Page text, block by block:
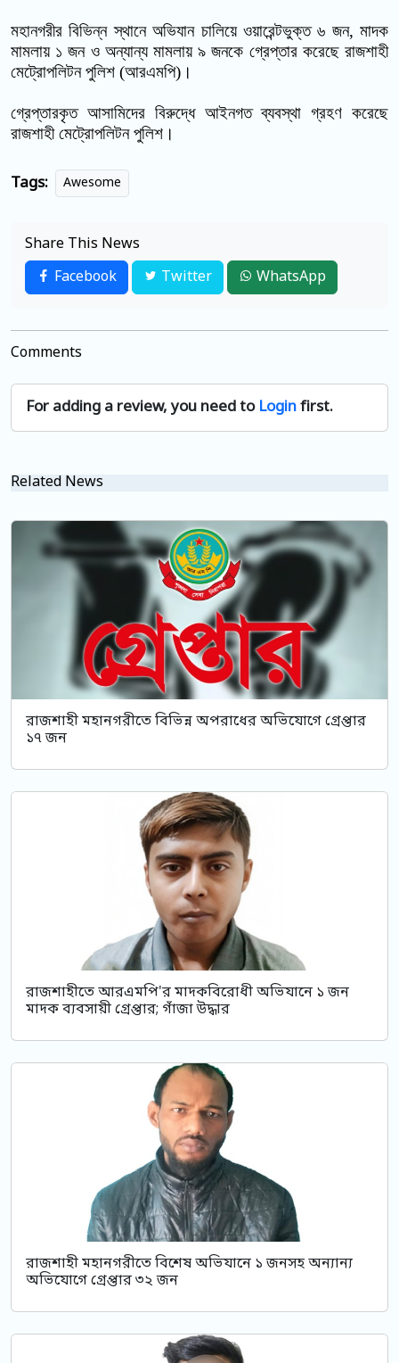
মহানগরীর বিভিন্ন স্থানে অভিযান চালিয়ে ওয়ারেন্টভুক্ত৬ জন, মাদক
মামলায় ১ জন ও অন্যান্য মামলায়৯ জনকে গ্রেপ্তার করেছে রাজশাহী
মেট্রোপলিটন পুলিশ (আরএমপি) ।
গ্রেপ্তারকৃত আসামিদের বিরুদ্ধে আইনগত ব্যবস্থা গ্রহণ করেছে
রাজশাহী মেট্রোপলিটন পুলিশ।
Tags: Awesome
Share This News
Facebook
Twitter WhatsApp
Comments
For adding a review, you need to Loginfirst.
Related News
রাজশাহী মহানগরীতে বিভিন্ন অপরাধের অভিযোগে গ্রেপ্তার
১৭ জন
রাজশাহীতে আরএমপি'র মাদকবিরোধী অভিযানে ১ জন
মাদক ব্যবসায়ী গ্রেপ্তার; গাঁজা উদ্ধার
রাজশাহী মহানগরীতে বিশেষ অভিযানে ১ জনসহ অন্যান্য
অভিযোগে গ্রেপ্তার ৩২ জন